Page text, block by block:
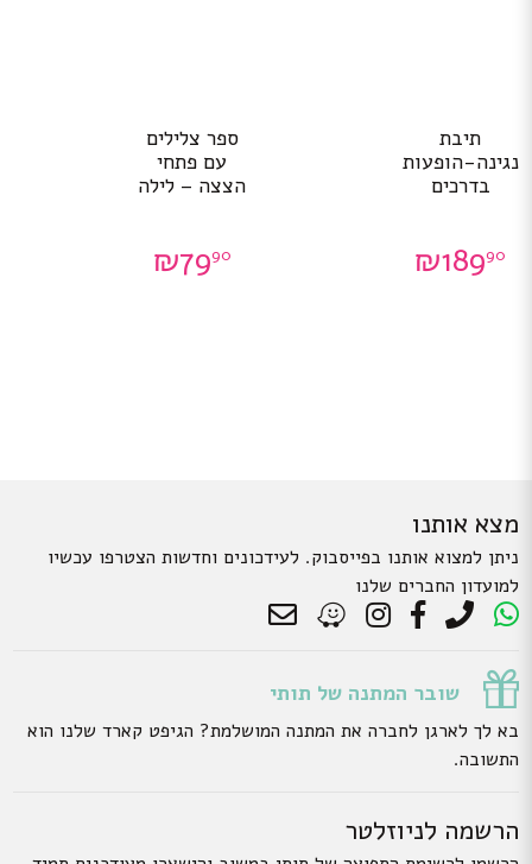
תיבת
נגינה-הופעות
בדרכים
₪18990
ספר צלילים
עם פתחי
הצצה – לילה
₪7990
מצא אותנו
ניתן למצוא אותנו בפייסבוק. לעידכונים וחדשות הצטרפו עכשיו
למועדון החברים שלנו
שובר המתנה של תותי
בא לך לארגן לחברה את המתנה המושלמת? הגיפט קארד שלנו הוא
התשובה.
הרשמה לניוזלטר